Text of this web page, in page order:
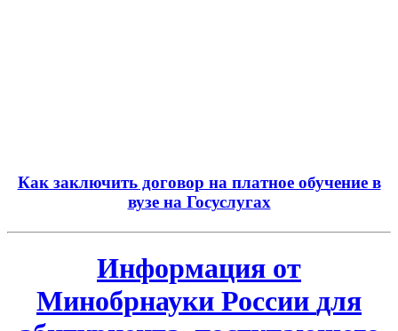
Как заключить договор на платное обучение в
вузе на Госуслугах
Информация от
Минобрнауки России для